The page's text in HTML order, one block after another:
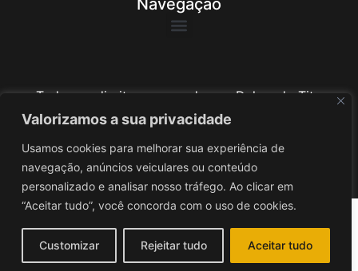
Valorizamos a sua privacidade
Usamos cookies para melhorar sua experiência de
navegação, anúncios veiculares ou conteúdo
personalizado e analisar nosso tráfego. Ao clicar em
“Aceitar tudo”, você concorda com o uso de cookies.
Customizar Rejeitar tudo Aceitar tudo
Navegação
Todos os direitos reservados ao Delegado Tito
Barichello
Desenvolvido poriv3